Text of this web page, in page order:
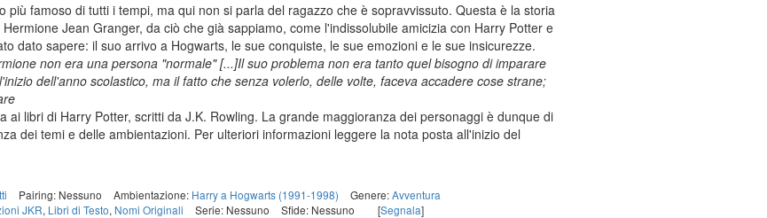
più famoso di tutti i tempi, ma qui non si parla del ragazzo che è sopravvissuto. Questa è la storia
Jean Granger, da ciò che già sappiamo, come l'indissolubile amicizia con Harry Potter e
dato sapere: il suo arrivo a Hogwarts, le sue conquiste, le sue emozioni e le sue insicurezze.
non era una persona "normale" [...]Il suo problema non era tanto quel bisogno di imparare
dell'anno scolastico, ma il fatto che senza volerlo, delle volte, faceva accadere cose strane;
ai libri di Harry Potter, scritti da J.K. Rowling. La grande maggioranza dei personaggi è dunque di
dei temi e delle ambientazioni. Per ulteriori informazioni leggere la nota posta all'inizio del
Pairing: Nessuno Ambientazione: Harry a Hogwarts (1991-1998) Genere:Avventura
JKR, Libri di Testo, Nomi Originali Serie: Nessuno Sfide: Nessuno [Segnala]